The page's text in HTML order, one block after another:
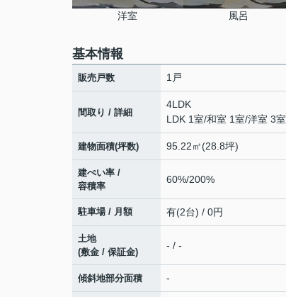
洋室 風呂
基本情報
販売戸数 1戸
間取り / 詳細
4LDK
LDK 1室/和室 1室/洋室 3室
建物面積(坪数) 95.22㎡(28.8坪)
建ぺい率 /
容積率
60%/200%
駐車場 / 月額 有(2台) / 0円
土地
(敷金 / 保証金)
- / -
傾斜地部分面積 -